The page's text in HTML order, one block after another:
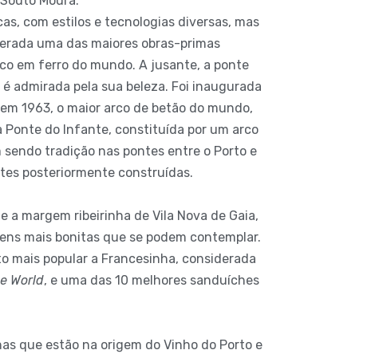
com estilos e tecnologias diversas, mas
uma das maiores obras-primas
em ferro do mundo. A jusante, a ponte
admirada pela sua beleza. Foi inaugurada
1963, o maior arco de betão do mundo,
Ponte do Infante, constituída por um arco
sendo tradição nas pontes entre o Porto e
posteriormente construídas.
margem ribeirinha de Vila Nova de Gaia,
mais bonitas que se podem contemplar.
mais popular a Francesinha, considerada
World, e uma das 10 melhores sanduíches
que estão na origem do Vinho do Porto e